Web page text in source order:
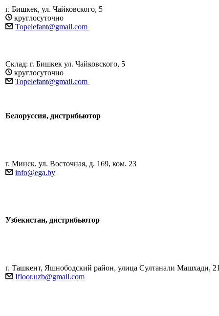
г. Бишкек, ул. Чайковского, 5
круглосуточно
Topelefant@gmail.com
Склад: г. Бишкек ул. Чайковского, 5
круглосуточно
Topelefant@gmail.com
Белоруссия, дистрибьютор
г. Минск, ул. Восточная, д. 169, ком. 23
info@ega.by
Узбекистан, дистрибьютор
г. Ташкент, Яшнободский район, улица Султанали Машхади,
Ifloor.uzb@gmail.com